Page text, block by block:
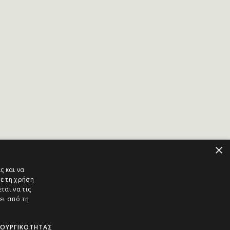
×
και να
τη χρήση
να τις
από τη